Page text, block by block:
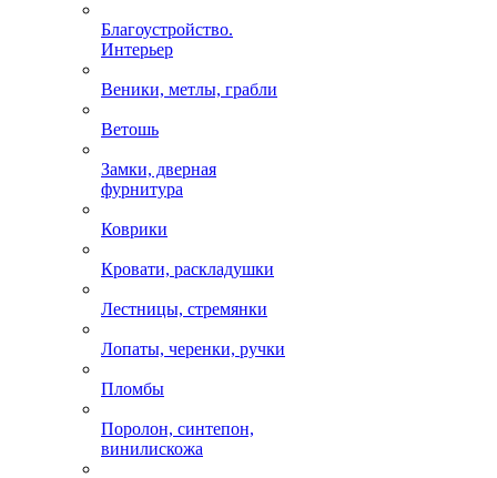
Благоустройство.
Интерьер
Веники, метлы, грабли
Ветошь
Замки, дверная
фурнитура
Коврики
Кровати, раскладушки
Лестницы, стремянки
Лопаты, черенки, ручки
Пломбы
Поролон, синтепон,
винилискожа